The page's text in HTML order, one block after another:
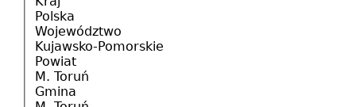
Polska
Województwo
Kujawsko-Pomorskie
Powiat
M. Toruń
Gmina